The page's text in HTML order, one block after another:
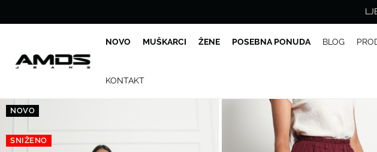
NOVO MUŠKARCI ŽENE POSEBNA PONUDA BLOG
KONTAKT
NOVO
SNIŽENO